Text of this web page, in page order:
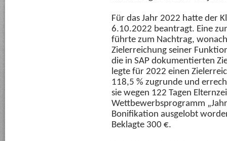
Für das Jahr 2022 hatte der
6.10.2022 beantragt. Eine
führte zum Nachtrag,
Zielerreichung seiner
die in SAP dokumentierten
legte für 2022 einen
118,5 % zugrunde und
sie wegen 122 Tagen
Wettbewerbsprogramm
Bonifikation ausgelobt
Beklagte 300 €.